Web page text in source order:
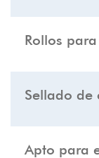
Rollos
Sellado de
Apto para